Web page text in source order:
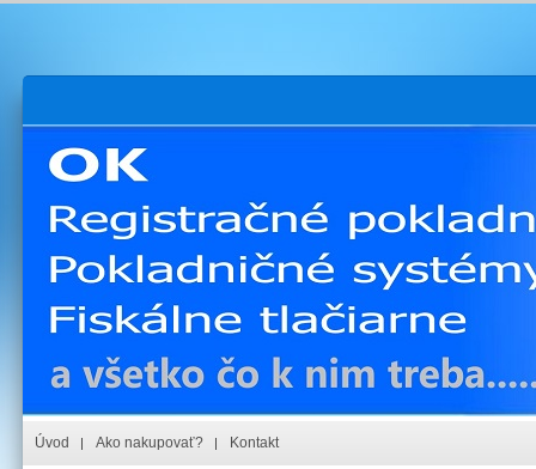
Úvod Ako nakupovať? Kontakt